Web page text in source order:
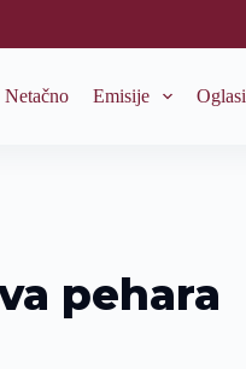
Netačno Emisije Oglasi
pehara